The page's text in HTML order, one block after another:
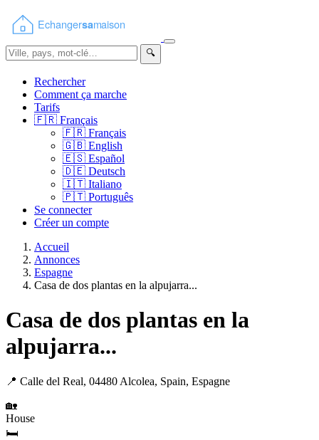
🔍
Rechercher
Comment ça marche
Tarifs
🇫🇷 Français
🇫🇷 Français
🇬🇧 English
🇪🇸 Español
🇩🇪 Deutsch
🇮🇹 Italiano
🇵🇹 Português
Se connecter
Créer un compte
Accueil
Annonces
Espagne
Casa de dos plantas en la alpujarra...
Casa de dos plantas en la
alpujarra...
📍 Calle del Real, 04480 Alcolea, Spain, Espagne
🏡
House
🛏